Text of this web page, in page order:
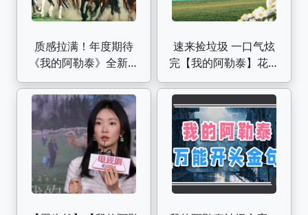
质感拉满！年度期待
《我的阿勒泰》全新预
告，马伊琍+周依然+于
适+蒋奇明
速来捡垃圾 一口气炫
完【我的阿勒泰】花絮
采访大合集｜花絮 片
场 幕后 采访